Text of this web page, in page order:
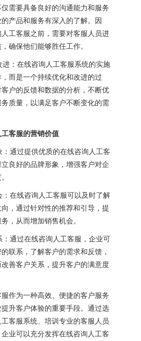
需要具备良好的沟通能力和服务
产品和服务有深入的了解。因
工客服之前，需要对客服人员进
确保他们能够胜任工作。
：在线咨询人工客服系统的实施
而是一个持续优化和改进的过
户的反馈和数据的分析，不断优
质量，以满足客户不断变化的需
客服的营销价值
通过提供优质的在线咨询人工客
良好的品牌形象，增强客户对企
在线咨询人工客服可以及时了解
，通过针对性的推荐和引导，提
，从而增加销售机会。
通过在线咨询人工客服，企业可
联系，了解客户的需求和反馈，
善客户关系，提升客户的满意度
为一种高效、便捷的客户服务
升客户体验的重要手段。通过选
客服系统、培训专业的客服人员
业可以充分发挥在线咨询人工客